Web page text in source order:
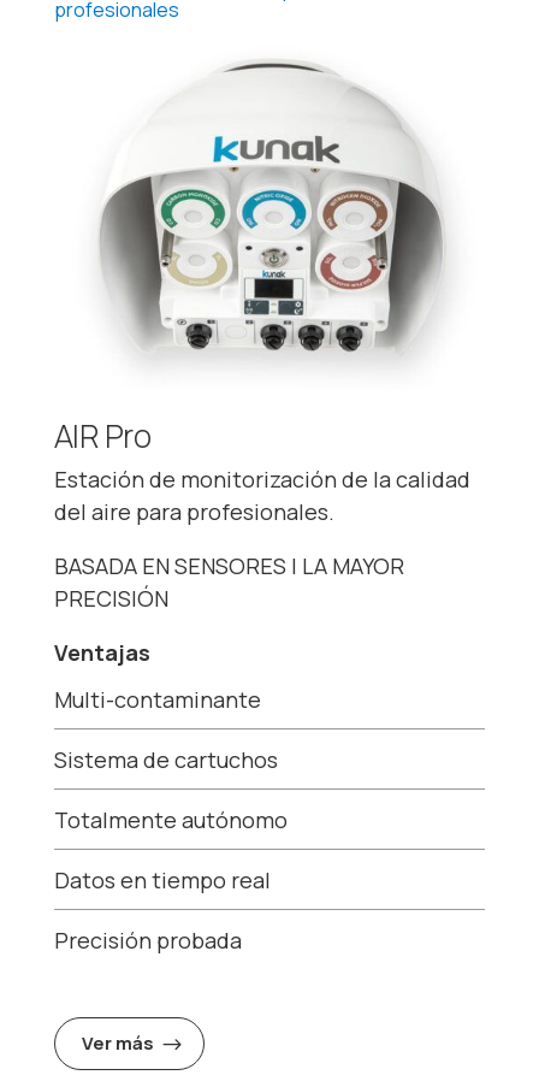
profesionales
AIR Pro
Estación de monitorización de la calidad
del aire para profesionales.
BASADA EN SENSORES | LA MAYOR
PRECISIÓN
Ventajas
Multi-contaminante
Sistema de cartuchos
Totalmente autónomo
Datos en tiempo real
Precisión probada
Ver más